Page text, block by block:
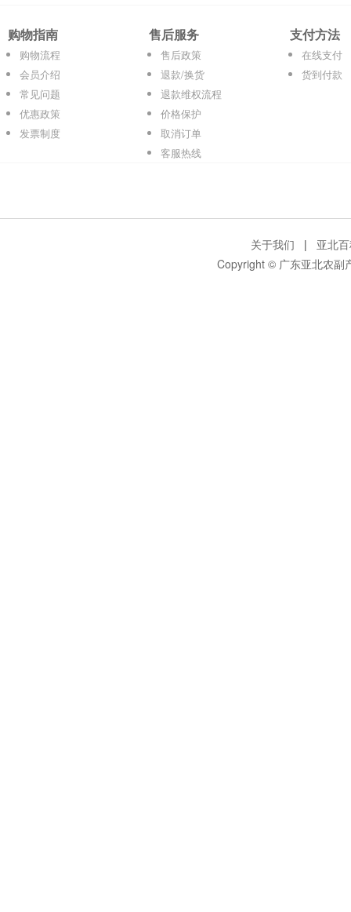
购物指南
购物流程
会员介绍
常见问题
优惠政策
发票制度
售后服务
售后政策
退款/换货
退款维权流程
价格保护
取消订单
客服热线
支付方法
在线支付
货到付款
关于我们 | 亚北
Copyright © 广东亚北农副